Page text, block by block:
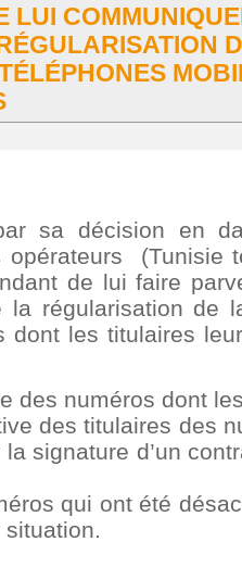
LUI
sa décision en
opérateurs (Tunisie
de lui faire
la régularisation de
dont les titulaires
des numéros dont
des titulaires des
signature d’un
qui ont été